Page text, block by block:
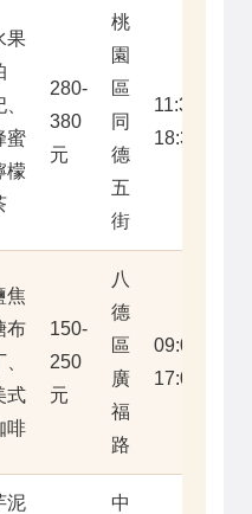
果
蜜
檬
280-
380
元
桃
園
區
同
德
五
街
11:30-
18:30
焦
布
式
啡
150-
250
元
八
德
區
廣
福
路
09:00-
17:00
泥
中